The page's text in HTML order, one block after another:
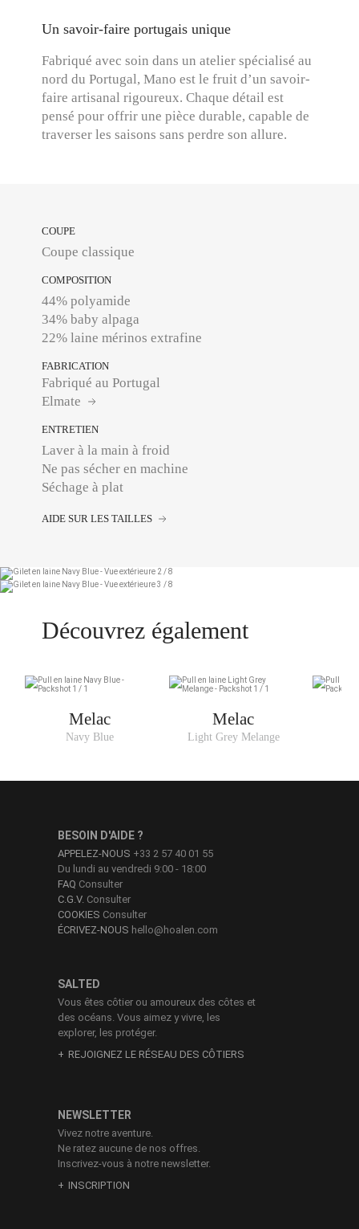
Un savoir-faire portugais unique
Fabriqué avec soin dans un atelier spécialisé au
nord du Portugal, Mano est le fruit d’un savoir-
faire artisanal rigoureux. Chaque détail est
pensé pour offrir une pièce durable, capable de
traverser les saisons sans perdre son allure.
COUPE
Coupe classique
COMPOSITION
44% polyamide
34% baby alpaga
22% laine mérinos extrafine
FABRICATION
Fabriqué au Portugal
Elmate
ENTRETIEN
Laver à la main à froid
Ne pas sécher en machine
Séchage à plat
AIDE SUR LES TAILLES
Découvrez également
Melac
Navy Blue
Melac
Light Grey Melange
SALTED
Vous êtes côtier ou amoureux des côtes et
des océans. Vous aimez y vivre, les
explorer, les protéger.
REJOIGNEZ LE RÉSEAU DES CÔTIERS
BESOIN D'AIDE ?
APPELEZ-NOUS +33 2 57 40 01 55
Du lundi au vendredi 9:00 - 18:00
FAQ Consulter
C.G.V. Consulter
COOKIES Consulter
ÉCRIVEZ-NOUS hello@hoalen.com
NEWSLETTER
Vivez notre aventure.
Ne ratez aucune de nos offres.
Inscrivez-vous à notre newsletter.
INSCRIPTION